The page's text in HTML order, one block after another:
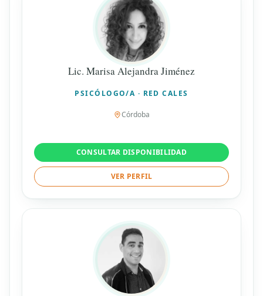
Lic. Marisa Alejandra Jiménez
PSICÓLOGO/A · RED CALES
Córdoba
CONSULTAR DISPONIBILIDAD
VER PERFIL